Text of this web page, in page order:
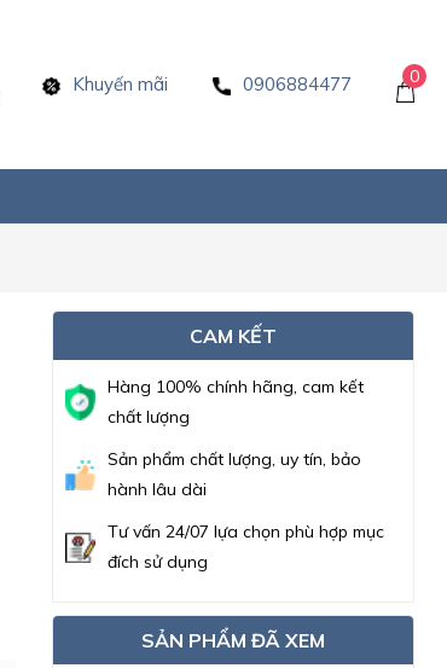
Khuyến mãi 0906884477 0
CAM KẾT
Hàng 100% chính hãng, cam kết
chất lượng
Sản phẩm chất lượng, uy tín, bảo
hành lâu dài
Tư vấn 24/07 lựa chọn phù hợp mục
đích sử dụng
SẢN PHẨM ĐÃ XEM